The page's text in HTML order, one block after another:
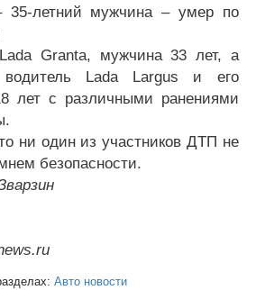
35-летний мужчина – умер по
Granta, мужчина 33 лет, а
водитель Lada Largus и его
лет с различными ранениями
ни один из участников ДТП не
безопасности.
Авто новости